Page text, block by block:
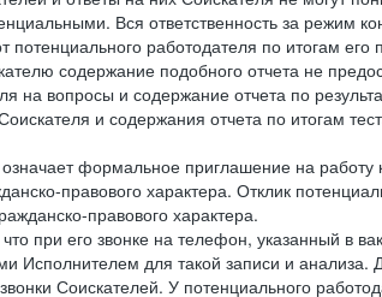
Вся ответственность за режим
потенциального работодателя по итогам
содержание подобного отчета не
на вопросы и содержание отчета по
и содержания отчета по итогам
формальное приглашение на работу
правового характера. Отклик
правового характера.
при его звонке на телефон, указанный в
для такой записи и анализа.
Соискателей. У потенциального